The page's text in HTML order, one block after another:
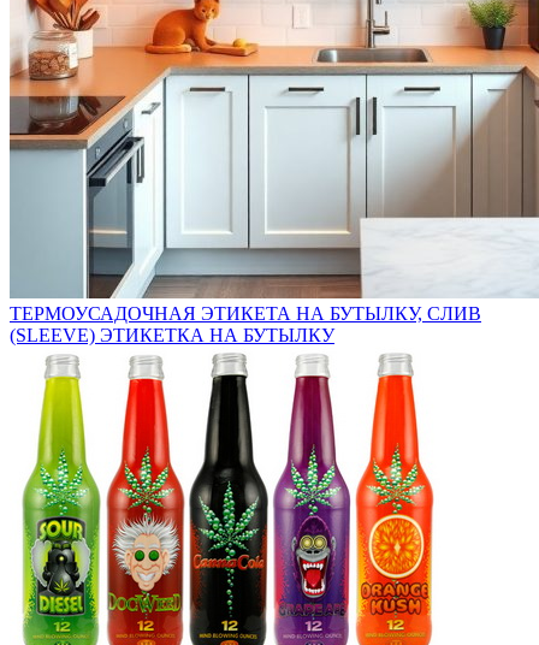
ТЕРМОУСАДОЧНАЯ ЭТИКЕТА НА БУТЫЛКУ, СЛИВ
(SLEEVE) ЭТИКЕТКА НА БУТЫЛКУ